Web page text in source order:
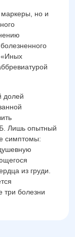
маркеры, но и
«Иных
долей
Лишь опытный
симптомы:
из груди.
три болезни